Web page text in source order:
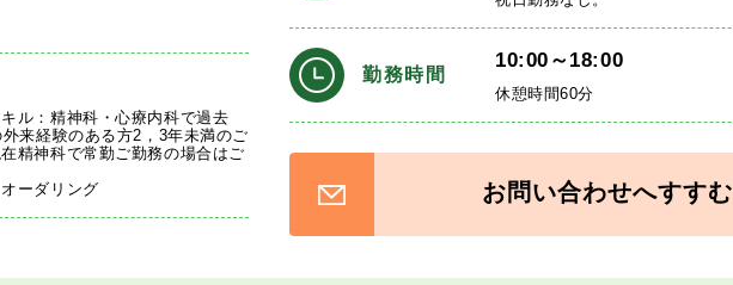
ル：精神科・心療内科で過去
来経験のある方2，3年未満のご
精神科で常勤ご勤務の場合はご
ーダリング
勤務時間
10:00～18:00
休憩時間60分
お問い合わせへすすむ